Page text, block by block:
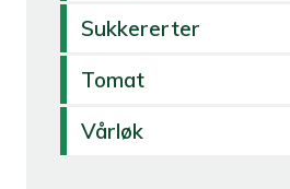
Sukkererter
Tomat
Vårløk